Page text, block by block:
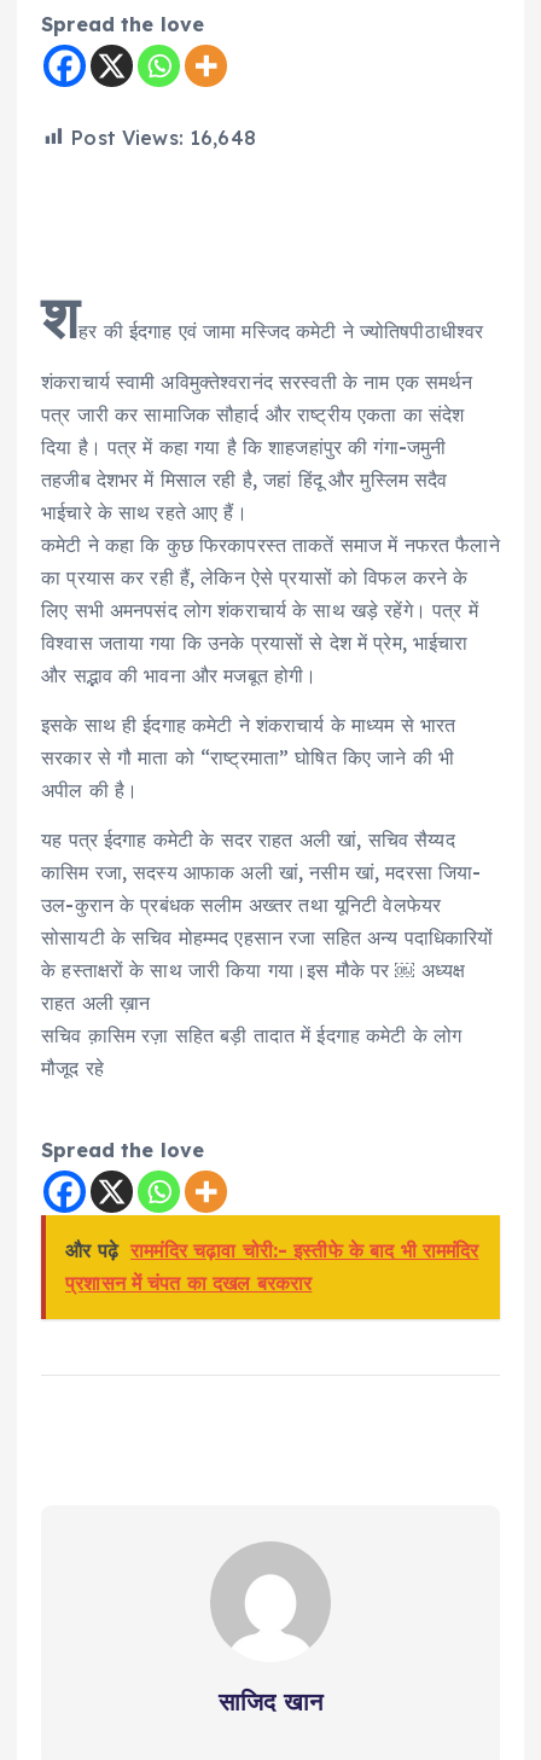
Spread the love
Post Views: 16,648
शहर की ईदगाह एवं जामा मस्जिद कमेटी ने ज्योतिषपीठाधीश्वर
शंकराचार्य स्वामी अविमुक्तेश्वरानंद सरस्वती के नाम एक समर्थन
पत्र जारी कर सामाजिक सौहार्द और राष्ट्रीय एकता का संदेश
दिया है। पत्र में कहा गया है कि शाहजहांपुर की गंगा-जमुनी
तहजीब देशभर में मिसाल रही है, जहां हिंदू और मुस्लिम सदैव
भाईचारे के साथ रहते आए हैं।
कमेटी ने कहा कि कुछ फिरकापरस्त ताकतें समाज में नफरत फैलाने
का प्रयास कर रही हैं, लेकिन ऐसे प्रयासों को विफल करने के
लिए सभी अमनपसंद लोग शंकराचार्य के साथ खड़े रहेंगे। पत्र में
विश्वास जताया गया कि उनके प्रयासों से देश में प्रेम, भाईचारा
और सद्भाव की भावना और मजबूत होगी।
इसके साथ ही ईदगाह कमेटी ने शंकराचार्य के माध्यम से भारत
सरकार से गौ माता को “राष्ट्रमाता” घोषित किए जाने की भी
अपील की है।
यह पत्र ईदगाह कमेटी के सदर राहत अली खां, सचिव सैय्यद
कासिम रजा, सदस्य आफाक अली खां, नसीम खां, मदरसा जिया-
उल-कुरान के प्रबंधक सलीम अख्तर तथा यूनिटी वेलफेयर
सोसायटी के सचिव मोहम्मद एहसान रजा सहित अन्य पदाधिकारियों
के हस्ताक्षरों के साथ जारी किया गया।इस मौके पर ￼ अध्यक्ष
राहत अली ख़ान
सचिव क़ासिम रज़ा सहित बड़ी तादात में ईदगाह कमेटी के लोग
मौजूद रहे
Spread the love
और पढ़े राममंदिर चढ़ावा चोरी:- इस्तीफे के बाद भी राममंदिर
प्रशासन में चंपत का दखल बरकरार
साजिद खान